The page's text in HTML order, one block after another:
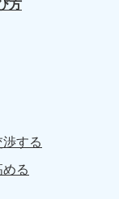
方
する
る